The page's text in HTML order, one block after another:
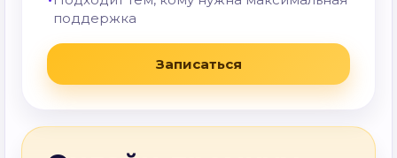
Подходит тем, кому нужна максимальная
поддержка
Записаться